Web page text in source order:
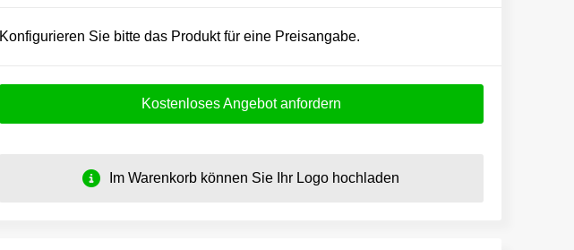
Konfigurieren Sie bitte das Produkt für eine Preisangabe.
Kostenloses Angebot anfordern
Im Warenkorb können Sie Ihr Logo hochladen